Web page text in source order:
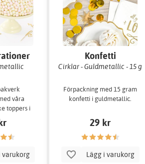
våra
toppers i
varukorg
Konfetti
Cirklar - Guldmetallic - 15 g
Förpackning med 15 gram
konfetti i guldmetallic.
29 kr
Lägg i varukorg